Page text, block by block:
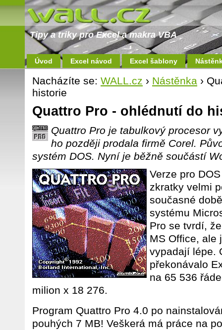
Tipy a triky pro Excel a makra VBA
Úvod Excel návod Excel šablony
Nacházíte se: WALL.cz › Nástěnka ›
historie
Quattro Pro - ohlédnutí do
Quattro Pro je tabulkový procesor
ho později prodala firmě Corel.
systém DOS. Nyní je běžně součástí
Verze pro
zkratky velmi
současné
systému
Pro se tvrdí,
MS Office, ale
vypadají lépe.
překonávalo
na 65 536
milion x 18 276.
Program Quattro Pro 4.0 po
pouhých 7 MB! Veškerá má práce na